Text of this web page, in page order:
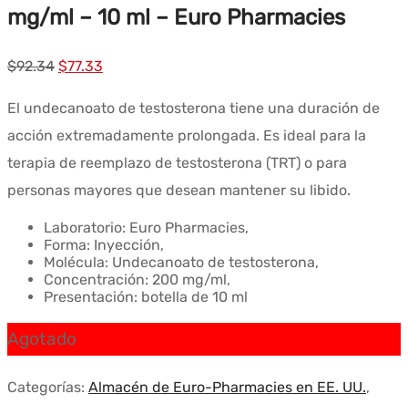
mg/ml – 10 ml – Euro Pharmacies
$92.34 El
$77.33
$77.33.
El undecanoato de testosterona tiene una duración de
acción extremadamente prolongada. Es ideal para la
terapia de reemplazo de testosterona (TRT) o para
personas mayores que desean mantener su libido.
Laboratorio: Euro Pharmacies,
Forma: Inyección,
Molécula: Undecanoato de testosterona,
Concentración: 200 mg/ml,
Presentación: botella de 10 ml
Agotado
Categorías: Almacén de Euro-Pharmacies en EE. UU.,